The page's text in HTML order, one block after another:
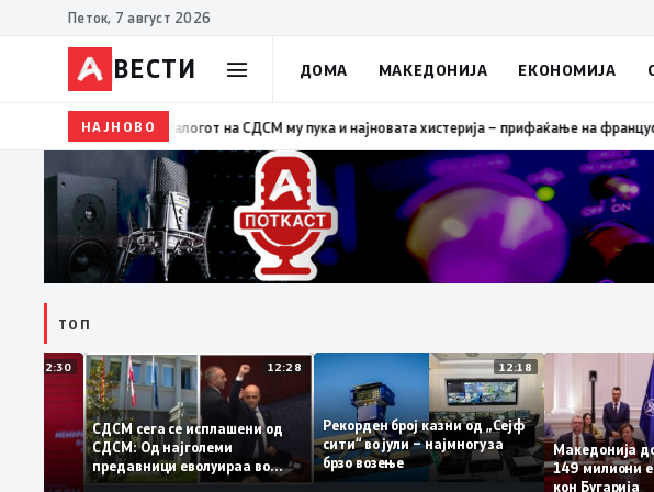
Петок, 7 август 2026
ВЕСТИ ДОМА МАКЕДОНИЈА ЕКОНОМИЈА
НАЈНОВО19:39ВМРО-ДПМНЕ: Како што му пукна меурот од сапуница „мигранти за
ТОП
12:30
на
12:28
СДСМ сега се исплашени од
СДСМ: Од најголеми
предавници еволуираа во
најголеми патриоти
12:18
Рекорден број казни од „Сејф
сити“ во јули – најмногу за
брзо возење
149
кон